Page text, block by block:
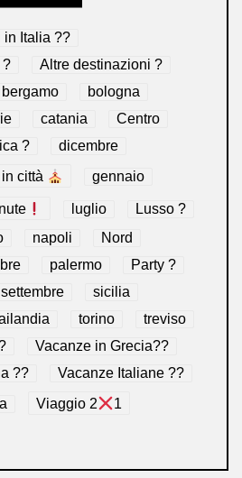
in Italia ??
?️
Altre destinazioni ?
bergamo
bologna
catania
Centro
?
dicembre
città gennaio
luglio
Lusso ?
napoli
Nord
palermo
Party ?
settembre
sicilia
torino
treviso
Vacanze in Grecia??
??
Vacanze Italiane ??
Viaggio 2
1